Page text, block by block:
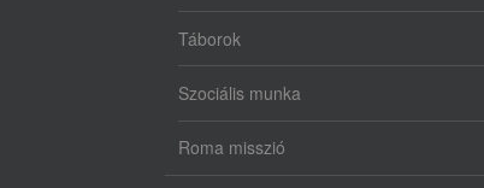
Táborok
Szociális munka
Roma misszió